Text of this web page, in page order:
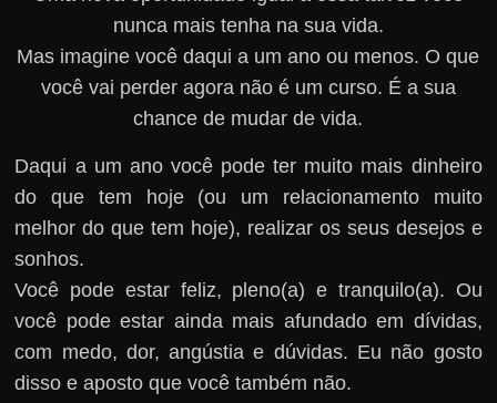
nunca mais tenha na sua vida.
Mas imagine você daqui a um ano ou menos. O que
você vai perder agora não é um curso. É a sua
chance de mudar de vida.
Daqui a um ano você pode ter muito mais dinheiro
do que tem hoje (ou um relacionamento muito
melhor do que tem hoje), realizar os seus desejos e
sonhos.
Você pode estar feliz, pleno(a) e tranquilo(a). Ou
você pode estar ainda mais afundado em dívidas,
com medo, dor, angústia e dúvidas. Eu não gosto
disso e aposto que você também não.